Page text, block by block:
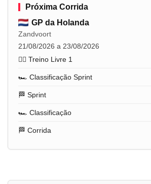
Próxima Corrida
GP da Holanda
Zandvoort
21/08/2026 a 23/08/2026
🏋️‍♂️ Treino Livre 1
🏎️ Classificação Sprint
🏁 Sprint
🏎️ Classificação
🏁 Corrida